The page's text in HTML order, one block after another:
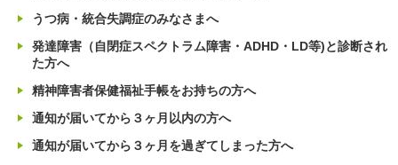
うつ病・統合失調症のみなさまへ
発達障害（自閉症スペクトラム障害・ADHD・LD等)と診断され
た方へ
精神障害者保健福祉手帳をお持ちの方へ
通知が届いてから３ヶ月以内の方へ
通知が届いてから３ヶ月を過ぎてしまった方へ